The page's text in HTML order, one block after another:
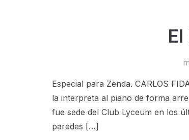
Especial para Zenda. CARLOS
la interpreta al piano de forma
fue sede del Club Lyceum en los
paredes […]